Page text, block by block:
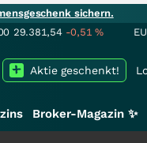
sichern.
29.381,54 -0,51%
Aktie geschenkt!
Broker-Magazin ✨